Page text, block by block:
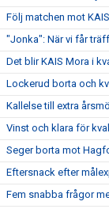
Följ matchen mot
"Jonka": När vi får
Det blir KAIS Mora i
Lockerud borta och
Kallelse till extra
Vinst och klara för
Seger borta mot
Eftersnack efter
Fem snabba frågor